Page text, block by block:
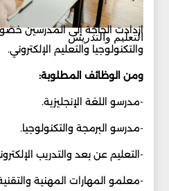
التعليم والتدريس
ازدادت الحاجة إلى المدرسين
والتكنولوجيا والتعليم الإلكتروني.
ومن الوظائف المطلوبة:
-مدرسو اللغة الإنجليزية.
-مدرسو البرمجة والتكنولوجيا.
-التعليم عن بعد والتدريب
-معلمو المهارات المهنية